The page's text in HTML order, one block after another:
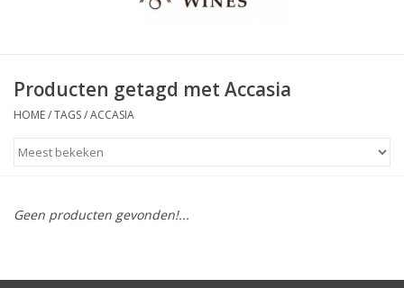
Wijnbar Antwerpen
Producten getagd met Accasia
HOME/TAGS/ACCASIA
Geen producten gevonden!...